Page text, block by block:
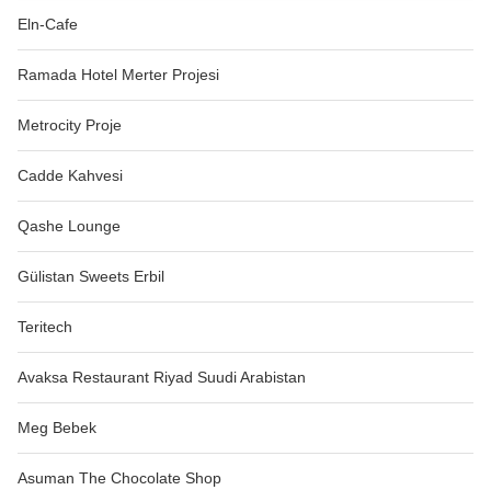
Eln-Cafe
Ramada Hotel Merter Projesi
Metrocity Proje
Cadde Kahvesi
Qashe Lounge
Gülistan Sweets Erbil
Teritech
Avaksa Restaurant Riyad Suudi Arabistan
Meg Bebek
Asuman The Chocolate Shop